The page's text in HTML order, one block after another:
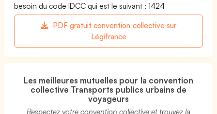
besoin du code IDCC qui est le suivant : 1424
PDF gratuit convention collective sur
Légifrance
Les meilleures mutuelles pour la convention
collective Transports publics urbains de
voyageurs
Respectez votre convention collective et trouvez la